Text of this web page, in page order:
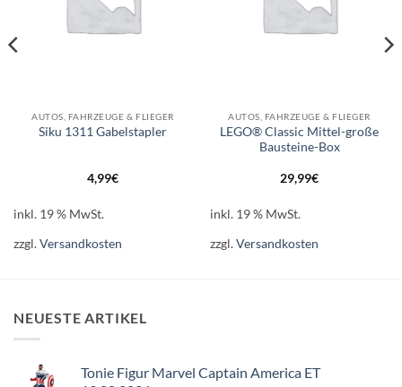
AUTOS, FAHRZEUGE & FLIEGER
Siku 1311 Gabelstapler
4,99€
inkl. 19 % MwSt.
zzgl.Versandkosten
AUTOS, FAHRZEUGE & FLIEGER
LEGO® Classic Mittel-große
Bausteine-Box
29,99€
inkl. 19 % MwSt.
zzgl.Versandkosten
NEUESTE ARTIKEL
Tonie Figur Marvel Captain America ET